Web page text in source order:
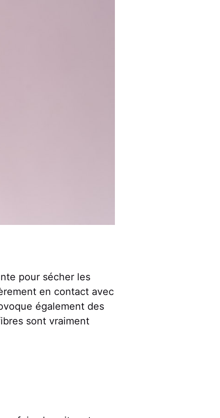
pour sécher les
en contact avec
également des
sont vraiment